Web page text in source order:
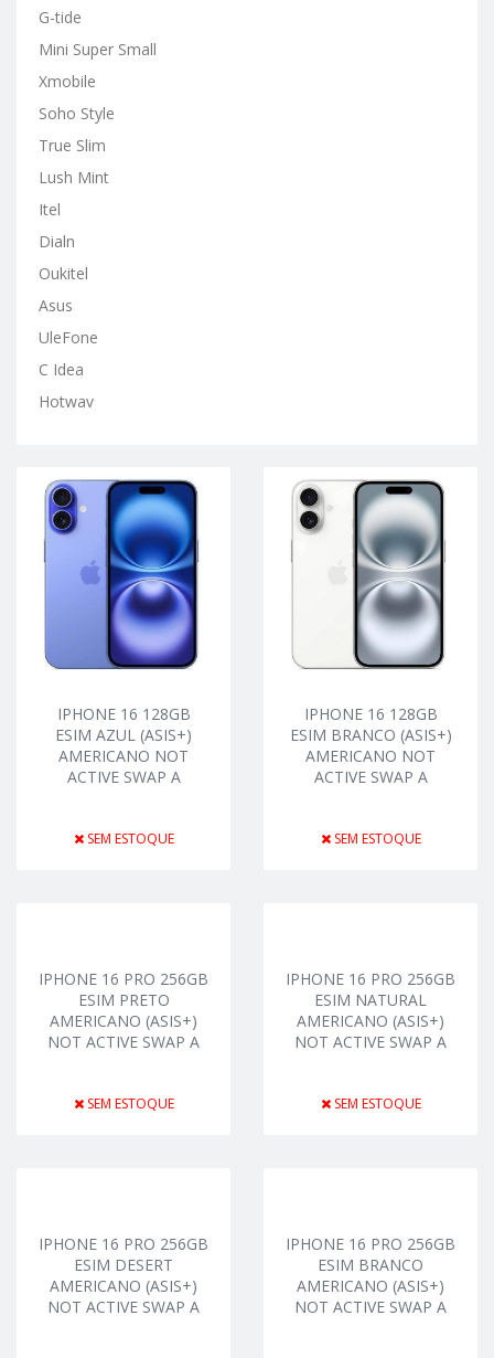
G-tide
Mini Super Small
Xmobile
Soho Style
True Slim
Lush Mint
Itel
Dialn
Oukitel
Asus
UleFone
C Idea
Hotwav
IPHONE 16 128GB
ESIM AZUL (ASIS+)
AMERICANO NOT
ACTIVE SWAP A
SEM ESTOQUE
IPHONE 16 128GB
ESIM BRANCO (ASIS+)
AMERICANO NOT
ACTIVE SWAP A
SEM ESTOQUE
IPHONE 16 PRO 256GB
ESIM PRETO
AMERICANO (ASIS+)
NOT ACTIVE SWAP A
SEM ESTOQUE
IPHONE 16 PRO 256GB
ESIM NATURAL
AMERICANO (ASIS+)
NOT ACTIVE SWAP A
SEM ESTOQUE
IPHONE 16 PRO 256GB
ESIM DESERT
AMERICANO (ASIS+)
NOT ACTIVE SWAP A
IPHONE 16 PRO 256GB
ESIM BRANCO
AMERICANO (ASIS+)
NOT ACTIVE SWAP A